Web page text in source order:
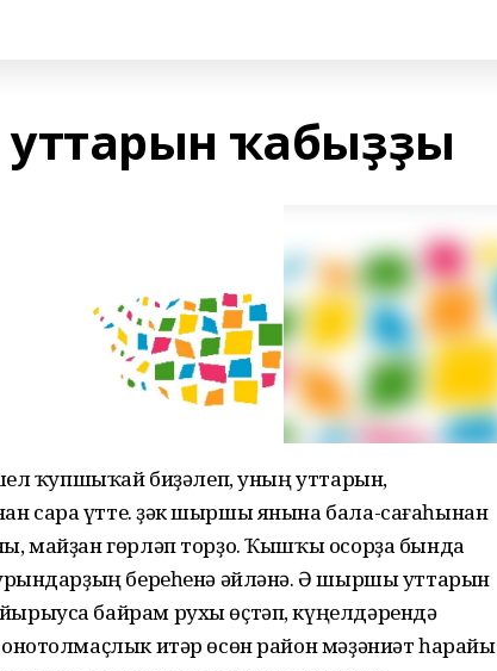
ҡабыҙҙы
ҡупшыҡай биҙәлеп, уның уттарын,
сара үтте. Үҙәк шыршы янына бала-сағаһынан
майҙан гөрләп торҙо. Ҡышҡы осорҙа бында
береһенә әйләнә. Ә шыршы уттарын
байрам рухы өҫтәп, күңелдәрендә
итәр өсөн район мәҙәниәт һарайы